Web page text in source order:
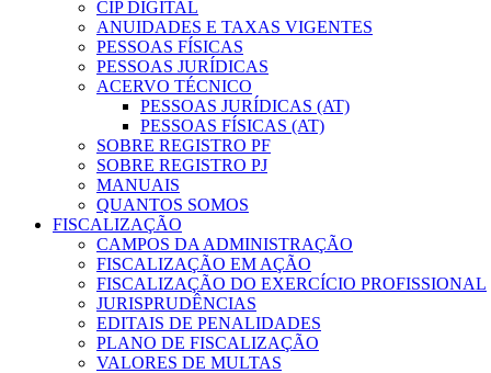
CIP DIGITAL
ANUIDADES E TAXAS VIGENTES
PESSOAS FÍSICAS
PESSOAS JURÍDICAS
ACERVO TÉCNICO
PESSOAS JURÍDICAS (AT)
PESSOAS FÍSICAS (AT)
SOBRE REGISTRO PF
SOBRE REGISTRO PJ
MANUAIS
QUANTOS SOMOS
FISCALIZAÇÃO
CAMPOS DA ADMINISTRAÇÃO
FISCALIZAÇÃO EM AÇÃO
FISCALIZAÇÃO DO EXERCÍCIO PROFISSIONAL
JURISPRUDÊNCIAS
EDITAIS DE PENALIDADES
PLANO DE FISCALIZAÇÃO
VALORES DE MULTAS